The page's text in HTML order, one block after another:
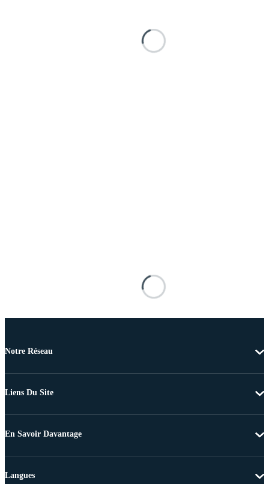
Notre Réseau
Liens Du Site
En Savoir Davantage
Langues